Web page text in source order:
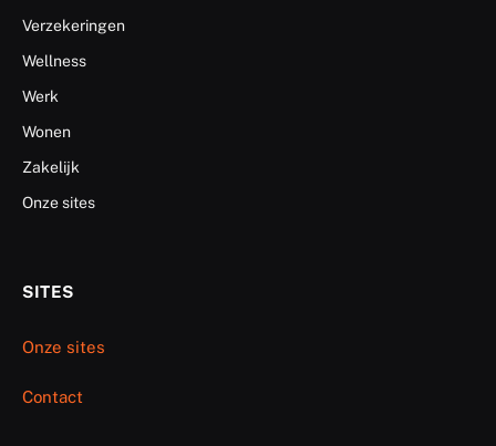
Verzekeringen
Wellness
Werk
Wonen
Zakelijk
Onze sites
SITES
Onze sites
Contact